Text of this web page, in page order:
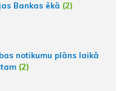
Bankas ēkā (2)
notikumu plāns laikā
(2)